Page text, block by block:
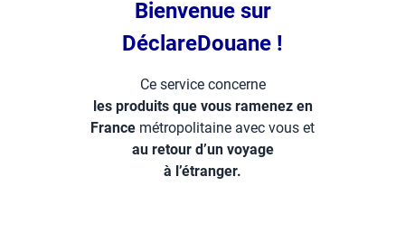
Bienvenue sur
DéclareDouane !
Ce service concerne
les produits que vous ramenez en
France métropolitaine avec vous et
au retour d’un voyage
à l’étranger.